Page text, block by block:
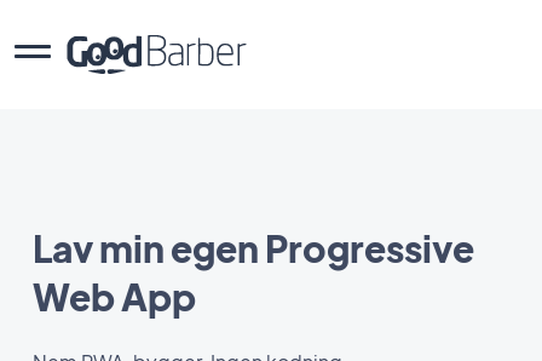
Lav min egen Progressive
Web App